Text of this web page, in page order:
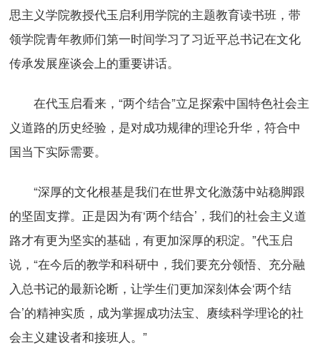
思主义学院教授代玉启利用学院的主题教育读书班，带
领学院青年教师们第一时间学习了习近平总书记在文化
传承发展座谈会上的重要讲话。
在代玉启看来，“两个结合”立足探索中国特色社会主
义道路的历史经验，是对成功规律的理论升华，符合中
国当下实际需要。
“深厚的文化根基是我们在世界文化激荡中站稳脚跟
的坚固支撑。正是因为有‘两个结合’，我们的社会主义道
路才有更为坚实的基础，有更加深厚的积淀。”代玉启
说，“在今后的教学和科研中，我们要充分领悟、充分融
入总书记的最新论断，让学生们更加深刻体会‘两个结
合’的精神实质，成为掌握成功法宝、赓续科学理论的社
会主义建设者和接班人。”